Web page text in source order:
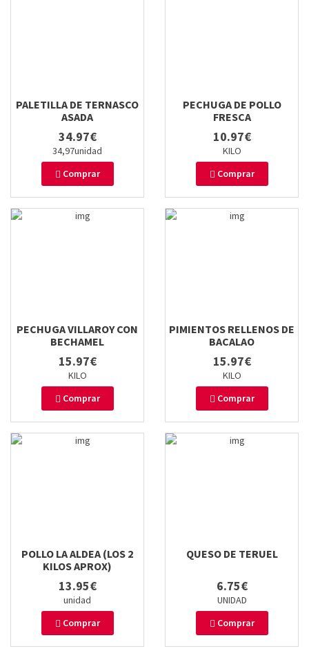
PALETILLA DE TERNASCO
ASADA
34.97€
34,97unidad
Comprar
PECHUGA DE POLLO
FRESCA
10.97€
KILO
Comprar
PECHUGA VILLAROY CON
BECHAMEL
15.97€
KILO
Comprar
PIMIENTOS RELLENOS DE
BACALAO
15.97€
KILO
Comprar
POLLO LA ALDEA (LOS 2
KILOS APROX)
13.95€
unidad
Comprar
QUESO DE TERUEL
6.75€
UNIDAD
Comprar